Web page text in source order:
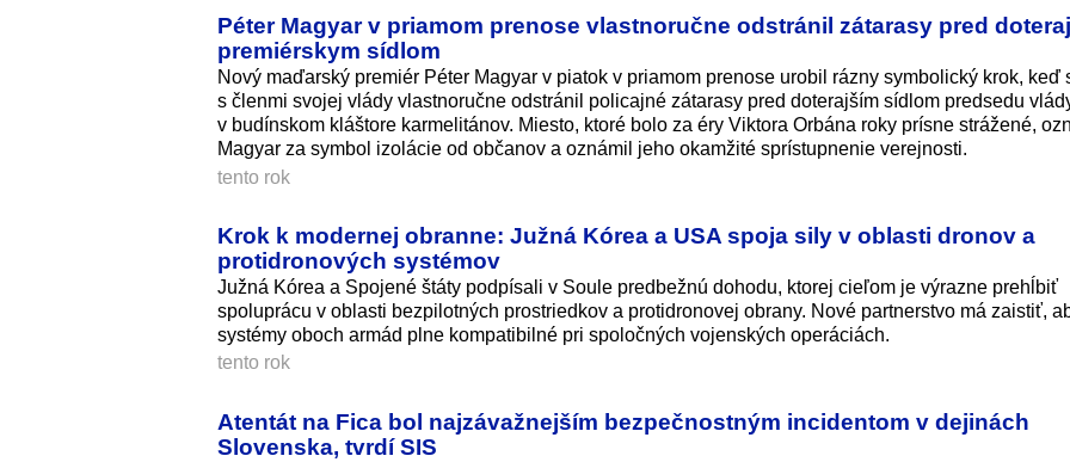
Péter Magyar v priamom prenose vlastnoručne odstránil zátarasy pred
premiérskym sídlom
Nový maďarský premiér Péter Magyar v piatok v priamom prenose urobil rázny symbolický krok, keď
s členmi svojej vlády vlastnoručne odstránil policajné zátarasy pred doterajším sídlom predsedu
v budínskom kláštore karmelitánov. Miesto, ktoré bolo za éry Viktora Orbána roky prísne strážené,
Magyar za symbol izolácie od občanov a oznámil jeho okamžité sprístupnenie verejnosti.
tento rok
Krok k modernej obranne: Južná Kórea a USA spoja sily v oblasti dronov a
protidronových systémov
Južná Kórea a Spojené štáty podpísali v Soule predbežnú dohodu, ktorej cieľom je výrazne prehĺbiť
spoluprácu v oblasti bezpilotných prostriedkov a protidronovej obrany. Nové partnerstvo má zaistiť,
systémy oboch armád plne kompatibilné pri spoločných vojenských operáciách.
tento rok
Atentát na Fica bol najzávažnejším bezpečnostným incidentom v dejinách
Slovenska, tvrdí SIS